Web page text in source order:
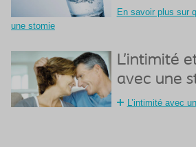
En savoir plus sur
une stomie
L’intimité
avec une
L’intimité avec